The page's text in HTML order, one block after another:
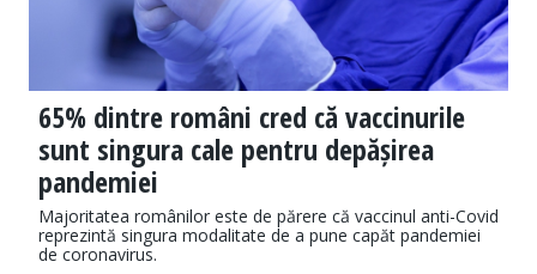
65% dintre români cred că vaccinurile
sunt singura cale pentru depășirea
pandemiei
Majoritatea românilor este de părere că vaccinul anti-Covid
reprezintă singura modalitate de a pune capăt pandemiei
de coronavirus.